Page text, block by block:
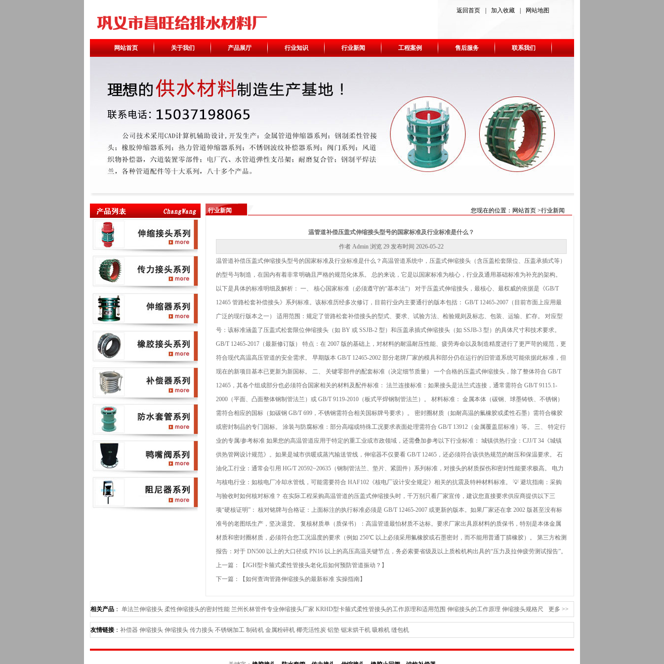
网站地图
加入收藏
返回首页
网站首页 关于我们 产品展厅 行业知识 行业新闻 工程案例 售后服务 联系我们
您现在的位置： 网站首页 >行业新闻
行业新闻
温管道补偿压盖式伸缩接头型号的国家标准及行业标准是什么？
作者 Admin 浏览 29 发布时间 2026-05-22
温管道补偿压盖式伸缩接头型号的国家标准及行业标准是什么？高温管道系统中，压盖式伸缩接头（含压盖松套限位、压盖承插式等）
的型号与制造，在国内有着非常明确且严格的规范化体系。 总的来说，它是以国家标准为核心，行业及通用基础标准为补充的架构。
以下是具体的标准明细及解析： 一、 核心国家标准（必须遵守的“基本法”） 对于压盖式伸缩接头，最核心、最权威的依据是《GB/T
12465 管路松套补偿接头》系列标准。该标准历经多次修订，目前行业内主要通行的版本包括： GB/T 12465-2007（目前市面上应用最
广泛的现行版本之一） 适用范围：规定了管路松套补偿接头的型式、要求、试验方法、检验规则及标志、包装、运输、贮存。 对应型
号：该标准涵盖了压盖式松套限位伸缩接头（如 BY 或 SSJB-2 型）和压盖承插式伸缩接头（如 SSJB-3 型）的具体尺寸和技术要求。
GB/T 12465-2017（最新修订版） 特点：在 2007 版的基础上，对材料的耐温耐压性能、疲劳寿命以及制造精度进行了更严苛的规范，更
符合现代高温高压管道的安全需求。 早期版本 GB/T 12465-2002 部分老牌厂家的模具和部分仍在运行的旧管道系统可能依据此标准，但
现在的新项目基本已更新为新国标。 二、 关键零部件的配套标准（决定细节质量） 一个合格的压盖式伸缩接头，除了整体符合 GB/T
12465，其各个组成部分也必须符合国家相关的材料及配件标准： 法兰连接标准：如果接头是法兰式连接，通常需符合 GB/T 9115.1-
2000（平面、凸面整体钢制管法兰）或 GB/T 9119-2010（板式平焊钢制管法兰）。 材料标准： 金属本体（碳钢、球墨铸铁、不锈钢）
需符合相应的国标（如碳钢 GB/T 699，不锈钢需符合相关国标牌号要求）。 密封圈材质（如耐高温的氟橡胶或柔性石墨）需符合橡胶
或密封制品的专门国标。 涂装与防腐标准：部分高端或特殊工况要求表面处理需符合 GB/T 13912（金属覆盖层标准）等。 三、 特定行
业的专属/参考标准 如果您的高温管道应用于特定的重工业或市政领域，还需叠加参考以下行业标准： 城镇供热行业：CJJ/T 34《城镇
供热管网设计规范》。如果是城市供暖或蒸汽输送管线，伸缩器不仅要看 GB/T 12465，还必须符合该供热规范的耐压和保温要求。 石
油化工行业：通常会引用 HG/T 20592~20635（钢制管法兰、垫片、紧固件）系列标准，对接头的材质探伤和密封性能要求极高。 电力
与核电行业：如核电厂冷却水管线，可能需要符合 HAF102《核电厂设计安全规定》相关的抗震及特种材料标准。 💡 避坑指南：采购
与验收时如何核对标准？ 在实际工程采购高温管道的压盖式伸缩接头时，千万别只看厂家宣传，建议您直接要求供应商提供以下三
项“硬核证明”： 核对铭牌与合格证：上面标注的执行标准必须是 GB/T 12465-2007​ 或更新的版本。如果厂家还在拿 2002 版甚至没有标
准号的老图纸生产，坚决退货。 复核材质单（质保书）：高温管道最怕材质不达标。要求厂家出具原材料的质保书，特别是本体金属
材质和密封圈材质，必须符合您工况温度的要求（例如 250℃ 以上必须采用氟橡胶或石墨密封，而不能用普通丁腈橡胶）。 第三方检测
报告：对于 DN500 以上的大口径或 PN16 以上的高压高温关键节点，务必索要省级及以上质检机构出具的“压力及拉伸疲劳测试报告”。
上一篇：【JGH型卡箍式柔性管接头老化后如何预防管道振动？ 】
下一篇：【如何查询管路伸缩接头的最新标准 实操指南】
更多 >>
相关产品 ： 单法兰伸缩接头 柔性伸缩接头的密封性能 兰州长林管件专业伸缩接头厂家 KRHD型卡箍式柔性管接头的工作原理和适用范围 伸缩接头的工作原理 伸缩接头规格尺
寸--长林管件最专业 分析《鸭嘴阀在排海工程中所展现出的强大优势》长林鸭嘴阀技术部 套接式鸭嘴阀的作用 D型大挠度松套补偿接头性能特点 阻尼弹簧减震器的特性
友情链接： 补偿器 伸缩接头 伸缩接头 传力接头 不锈钢加工 制砖机 金属粉碎机 椰壳活性炭 铝垫 锯末烘干机 吸粮机 缝包机